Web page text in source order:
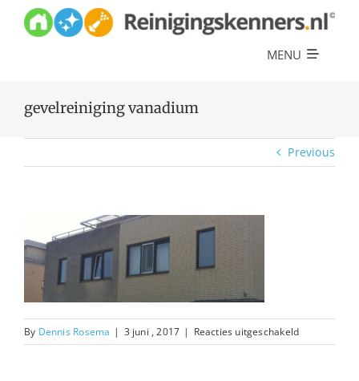
MENU
Over ons
gevelreiniging vanadium
Previous
By Dennis Rosema | 3 juni , 2017 | Reacties uitgeschakeldvoor